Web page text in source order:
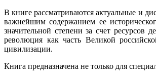
В книге рассматриваются актуальные и
важнейшим содержанием ее
значительной степени за счет ресурсов
революция как часть Великой
цивилизации.
Книга предназначена не только для